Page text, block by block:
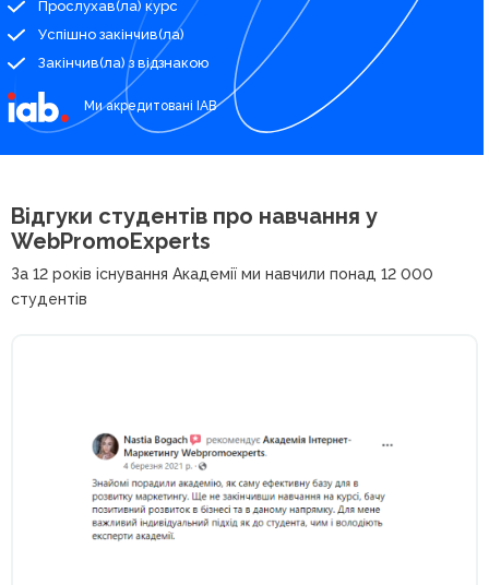
Прослухав(ла) курс
Успішно закінчив(ла)
Закінчив(ла) з відзнакою
Ми акредитовані IAB
Відгуки студентів про навчання у
WebPromoExperts
За 12 років існування Академії ми навчили понад 12 000
студентів